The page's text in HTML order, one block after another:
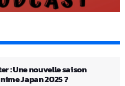
: Une nouvelle saison
Japan 2025 ?